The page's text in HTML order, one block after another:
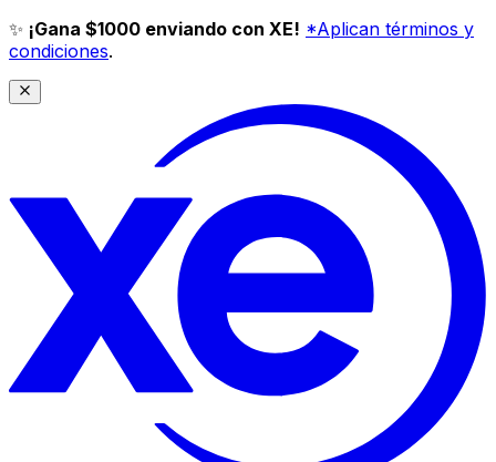
✨ ¡Gana $1000 enviando con XE! *Aplican términos y
condiciones.